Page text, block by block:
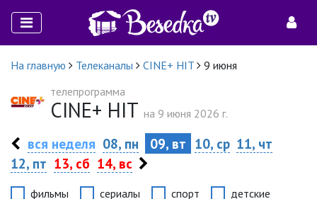
На главную Телеканалы CINE+ HIT
9 июня
телепрограмма
CINE+ HIT на 9 июня 2026 г.
вся неделя 08, пн 09, вт 10, ср 11, чт
12, пт 13, сб 14, вс
фильмы сериалы спорт детские